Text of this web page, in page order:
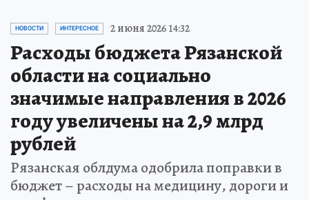
НОВОСТИ ИНТЕРЕСНОЕ 2 июня 2026 14:32
Расходы бюджета Рязанской
области на социально
значимые направления в 2026
году увеличены на 2,9 млрд
рублей
Рязанская облдума одобрила поправки в
бюджет – расходы на медицину, дороги и